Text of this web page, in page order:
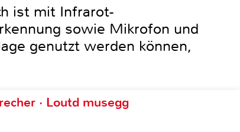
ist mit Infrarot-
sowie Mikrofon und
genutzt werden können,
· Loutd musegg